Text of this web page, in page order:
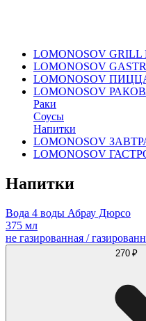
LOMONOSOV GRILL
LOMONOSOV
LOMONOSOV
LOMONOSOV
Раки
Соусы
Напитки
LOMONOSOV
LOMONOSOV
Напитки
Вода 4 воды Абрау Дюрсо
375 мл
не газированная /
270 ₽